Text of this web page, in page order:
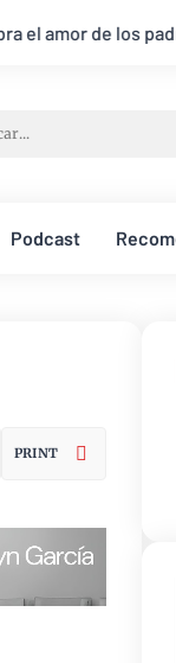
y el legado de la
Podcast
PRINT